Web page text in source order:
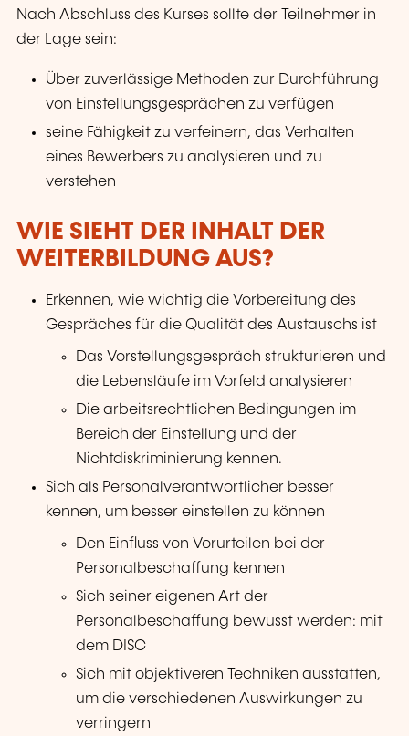
Nach Abschluss des Kurses sollte der Teilnehmer in
der Lage sein:
Über zuverlässige Methoden zur Durchführung
von Einstellungsgesprächen zu verfügen
seine Fähigkeit zu verfeinern, das Verhalten
eines Bewerbers zu analysieren und zu
verstehen
WIE SIEHT DER INHALT DER
WEITERBILDUNG AUS?
Erkennen, wie wichtig die Vorbereitung des
Gespräches für die Qualität des Austauschs ist
Das Vorstellungsgespräch strukturieren und
die Lebensläufe im Vorfeld analysieren
Die arbeitsrechtlichen Bedingungen im
Bereich der Einstellung und der
Nichtdiskriminierung kennen.
Sich als Personalverantwortlicher besser
kennen, um besser einstellen zu können
Den Einfluss von Vorurteilen bei der
Personalbeschaffung kennen
Sich seiner eigenen Art der
Personalbeschaffung bewusst werden: mit
dem DISC
Sich mit objektiveren Techniken ausstatten,
um die verschiedenen Auswirkungen zu
verringern